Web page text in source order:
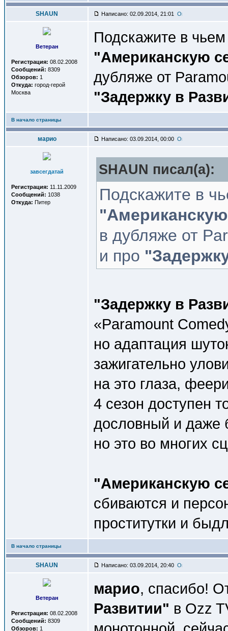
SHAUN Написано: 02.09.2014, 21:01
Ветеран
Регистрация: 08.02.2008
Сообщений: 8309
Обзоров: 1
Откуда: город-герой
Москва
Подскажите в
"Американскую
дубляже от
"Задержку в
В начало страницы
марио Написано: 03.09.2014, 00:00
завсегдатай
Регистрация: 11.11.2009
Сообщений: 1038
Откуда: Питер
SHAUN писал(a):
Подскажите в
в дубляже от
и про
"Задержку в
«Paramount
но адаптация
зажигательно
на это глаза,
4 сезон доступен
дословный и даже
но это во многих
"Американскую
сбиваются и
проститутки и
В начало страницы
SHAUN Написано: 03.09.2014, 20:40
Ветеран
Регистрация: 08.02.2008
Сообщений: 8309
Обзоров: 1
марио, спасибо!
Развитии" в Ozz